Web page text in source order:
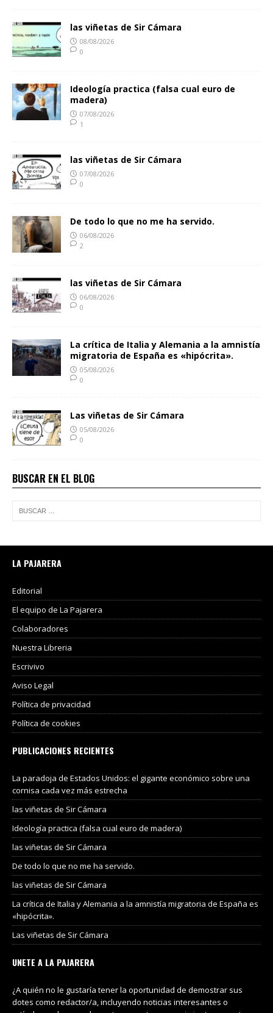
las viñetas de Sir Cámara
08/08/2026
0
Ideología practica (falsa cual euro de
madera)
07/08/2026
1
las viñetas de Sir Cámara
07/08/2026
0
De todo lo que no me ha servido.
06/08/2026
2
las viñetas de Sir Cámara
06/08/2026
0
La crítica de Italia y Alemania a la amnistía
migratoria de España es «hipócrita».
05/08/2026
0
Las viñetas de Sir Cámara
05/08/2026
0
BUSCAR EN EL BLOG
LA PAJARERA
Editorial
El equipo de La Pajarera
Colaboradores
Nuestra Libreria
Escrivivo
Aviso Legal
Política de privacidad
Política de cookies
PUBLICACIONES RECIENTES
La paradoja de Estados Unidos: el gigante económico sobre una
cornisa cada vez más estrecha
las viñetas de Sir Cámara
Ideología practica (falsa cual euro de madera)
las viñetas de Sir Cámara
De todo lo que no me ha servido.
las viñetas de Sir Cámara
La crítica de Italia y Alemania a la amnistía migratoria de España es
«hipócrita».
Las viñetas de Sir Cámara
UNETE A LA PAJARERA
¿A quién no le gustaría tener la oportunidad de demostrar sus
dotes como redactor/a, incluyendo noticias interesantes o